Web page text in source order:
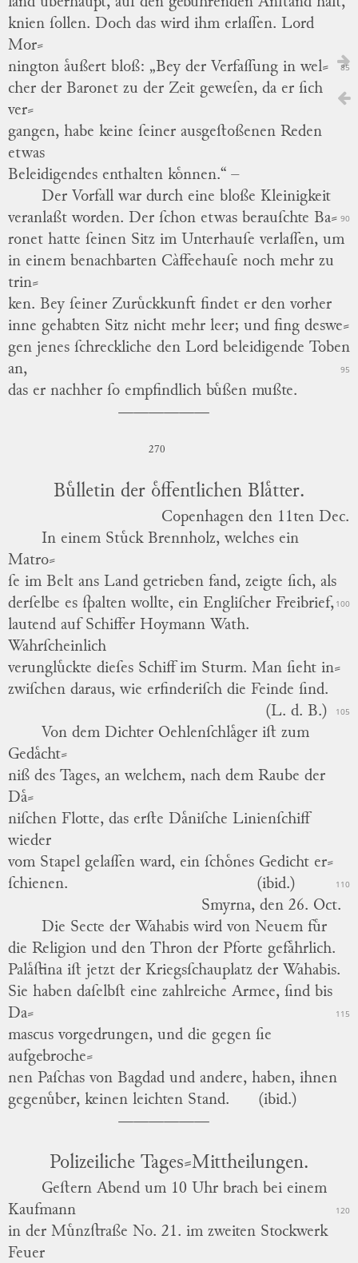
knien ſollen. Doch das wird ihm erlaſſen. Lord
Mor⸗
nington aͤußert bloß: „Bey der Verfaſſung in wel⸗ 85
cher der Baronet zu der Zeit geweſen, da er ſich
ver⸗
gangen, habe keine ſeiner ausgeſtoßenen Reden
etwas
Beleidigendes enthalten koͤnnen.“ –
Der Vorfall war durch eine bloße Kleinigkeit
veranlaßt worden. Der ſchon etwas berauſchte Ba⸗ 90
ronet hatte ſeinen Sitz im Unterhauſe verlaſſen, um
in einem benachbarten Càffeehauſe noch mehr zu
trin⸗
ken. Bey ſeiner Zuruͤckkunft findet er den vorher
inne gehabten Sitz nicht mehr leer; und fing deswe⸗
gen jenes ſchreckliche den Lord beleidigende Toben
an,
95
das er nachher ſo empfindlich buͤßen mußte.
270
Buͤlletin der oͤffentlichen Blaͤtter.
Copenhagenden 11ten Dec.
In einem Stuͤck Brennholz, welches ein
Matro⸗
ſe im Belt ans Land getrieben fand, zeigte ſich, als
100
derſelbe es ſpalten wollte, ein Engliſcher Freibrief,
lautend auf Schiffer Hoymann Wath.
Wahrſcheinlich
verungluͤckte dieſes Schiff im Sturm. Man ſieht in⸗
zwiſchen daraus, wie erfinderiſch die Feinde ſind.
(L. d. B.)
105
Von dem Dichter Oehlenſchlaͤger iſt zum
Gedaͤcht⸗
niß des Tages, an welchem, nach dem Raube der
Daͤ⸗
niſchen Flotte, das erſte Daͤniſche Linienſchiff
wieder
vom Stapel gelaſſen ward, ein ſchoͤnes Gedicht er⸗
ſchienen.
(ibid.) 110
Smyrna,den 26. Oct.
Die Secte der Wahabis wird von Neuem fuͤr
die Religion und den Thron der Pforte gefaͤhrlich.
Palaͤſtina iſt jetzt der Kriegsſchauplatz der Wahabis.
Sie haben daſelbſt eine zahlreiche Armee, ſind bis
Da⸗ 115
mascus vorgedrungen, und die gegen ſie
aufgebroche⸗
nen Paſchas von Bagdad und andere, haben, ihnen
gegenuͤber, keinen leichten Stand.
(ibid.)
Polizeiliche Tages⸗Mittheilungen.
Geſtern Abend um 10 Uhr brach bei einem
Kaufmann
120
in der Muͤnzſtraße No. 21. im zweiten Stockwerk
Feuer